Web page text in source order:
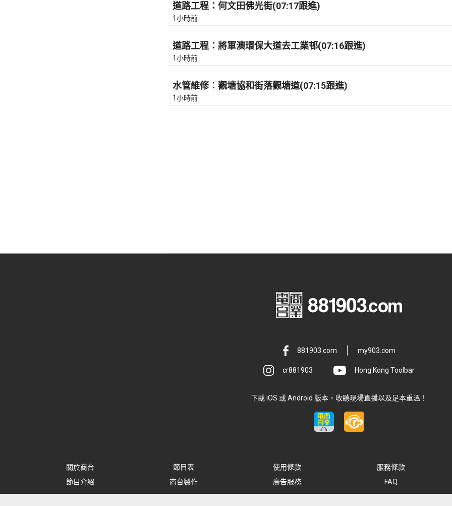
道路工程：何文田佛光街(07:17跟進)
1小時前
道路工程：將軍澳環保大道去工業邨(07:16跟進)
1小時前
水管維修︰觀塘協和街落觀塘道(07:15跟進)
1小時前
881903.com my903.com
cr881903 Hong Kong Toolbar
下載 iOS 或 Android 版本，收聽現場直播以及足本重溫！
關於商台 節目表 使用條款 服務條款
節目介紹
商台製作 廣告服務 FAQ